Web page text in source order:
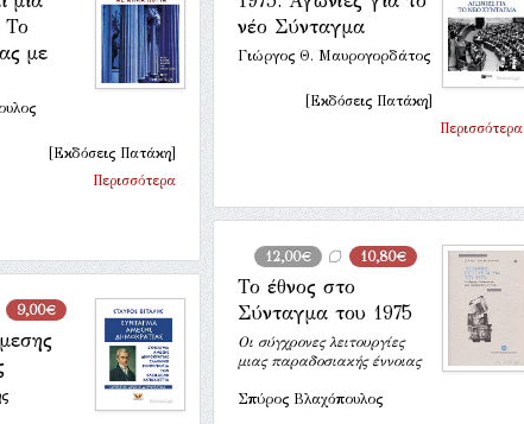
Το
με
[Εκδόσεις Πατάκη]
Περισσότερα
νέο Σύνταγμα
Γιώργος Θ. Μαυρογορδάτος
[Εκδόσεις Πατάκη]
Περισσότερα
12,00€ 10,80€
Το έθνος στο
Σύνταγμα του 1975
Οι σύγχρονες λειτουργίες
μιας παραδοσιακής έννοιας
Σπύρος Βλαχόπουλος
9,00€